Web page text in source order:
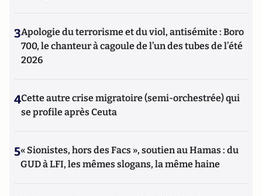
3Apologie du terrorisme et du viol, antisémite : Boro
700, le chanteur à cagoule de l’un des tubes de l’été
2026
4Cette autre crise migratoire (semi-orchestrée) qui
se profile après Ceuta
5« Sionistes, hors des Facs », soutien au Hamas : du
GUD à LFI, les mêmes slogans, la même haine